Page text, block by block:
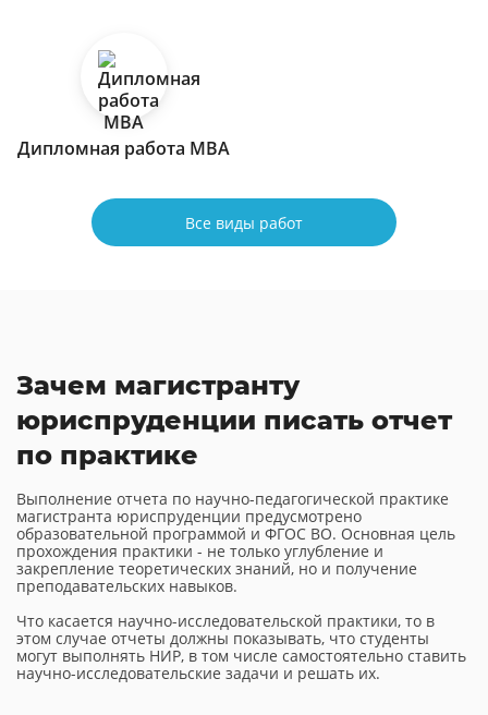
Дипломная работа МВА
Все виды работ
Зачем магистранту
юриспруденции писать отчет
по практике
Выполнение отчета по научно-педагогической практике
магистранта юриспруденции предусмотрено
образовательной программой и ФГОС ВО. Основная цель
прохождения практики - не только углубление и
закрепление теоретических знаний, но и получение
преподавательских навыков.
Что касается научно-исследовательской практики, то в
этом случае отчеты должны показывать, что студенты
могут выполнять НИР, в том числе самостоятельно ставить
научно-исследовательские задачи и решать их.